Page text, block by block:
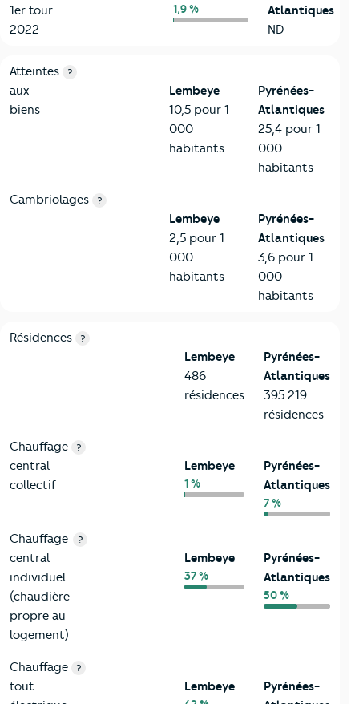
1er tour
2022
1,9 %
Atlantiques
ND
7-Sécurité
Critères
Atteintes
aux
biens
?
Lembeye
10,5 pour 1
000
habitants
Pyrénées-
Atlantiques
25,4 pour 1
000
habitants
Cambriolages ?
Lembeye
2,5 pour 1
000
habitants
Pyrénées-
Atlantiques
3,6 pour 1
000
habitants
8-Chauffage
Critères Lembeye
Résidences ?
Lembeye
486
résidences
Pyrénées-
Atlantiques
395 219
résidences
Chauffage
central
collectif
?
Lembeye
1 %
Pyrénées-
Atlantiques
7 %
Chauffage
central
individuel
(chaudière
propre au
logement)
?
Lembeye
37 %
Pyrénées-
Atlantiques
50 %
Chauffage
tout
?
Lembeye
Pyrénées-